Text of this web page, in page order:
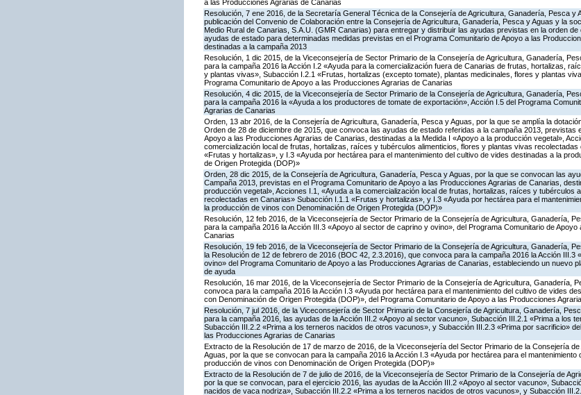
a las Producciones Agrarias de Canarias
Resolución, 7 ene 2016, de la Secretaría General Técnica de la Consejería de Agricultura, Ganadería, Pesca y
publicación del Convenio de Colaboración entre la Consejería de Agricultura, Ganadería, Pesca y Aguas y la
Medio Rural de Canarias, S.A.U. (GMR Canarias) para entregar y distribuir las ayudas previstas en la orden
ayudas de estado para determinadas medidas previstas en el Programa Comunitario de Apoyo a las
destinadas a la campaña 2013
Resolución, 1 dic 2015, de la Viceconsejería de Sector Primario de la Consejería de Agricultura, Ganadería,
para la campaña 2016 la Acción I.2 «Ayuda para la comercialización fuera de Canarias de frutas, hortalizas,
y plantas vivas», Subacción I.2.1 «Frutas, hortalizas (excepto tomate), plantas medicinales, flores y plantas
Programa Comunitario de Apoyo a las Producciones Agrarias de Canarias
Resolución, 4 dic 2015, de la Viceconsejería de Sector Primario de la Consejería de Agricultura, Ganadería,
para la campaña 2016 la «Ayuda a los productores de tomate de exportación», Acción I.5 del Programa
Agrarias de Canarias
Orden, 13 abr 2016, de la Consejería de Agricultura, Ganadería, Pesca y Aguas, por la que se amplía la
Orden de 28 de diciembre de 2015, que convoca las ayudas de estado referidas a la campaña 2013, previstas
Apoyo a las Producciones Agrarias de Canarias, destinadas a la Medida I «Apoyo a la producción vegetal»,
comercialización local de frutas, hortalizas, raíces y tubérculos alimenticios, flores y plantas vivas recolectadas
«Frutas y hortalizas», y I.3 «Ayuda por hectárea para el mantenimiento del cultivo de vides destinadas a la
de Origen Protegida (DOP)»
Orden, 28 dic 2015, de la Consejería de Agricultura, Ganadería, Pesca y Aguas, por la que se convocan las
Campaña 2013, previstas en el Programa Comunitario de Apoyo a las Producciones Agrarias de Canarias,
producción vegetal», Acciones I.1, «Ayuda a la comercialización local de frutas, hortalizas, raíces y tubérculos
recolectadas en Canarias» Subacción I.1.1 «Frutas y hortalizas», y I.3 «Ayuda por hectárea para el
la producción de vinos con Denominación de Origen Protegida (DOP)»
Resolución, 12 feb 2016, de la Viceconsejería de Sector Primario de la Consejería de Agricultura, Ganadería,
para la campaña 2016 la Acción III.3 «Apoyo al sector de caprino y ovino», del Programa Comunitario de
Canarias
Resolución, 19 feb 2016, de la Viceconsejería de Sector Primario de la Consejería de Agricultura, Ganadería,
la Resolución de 12 de febrero de 2016 (BOC 42, 2.3.2016), que convoca para la campaña 2016 la Acción III.3
ovino» del Programa Comunitario de Apoyo a las Producciones Agrarias de Canarias, estableciendo un nuevo
de ayuda
Resolución, 16 mar 2016, de la Viceconsejería de Sector Primario de la Consejería de Agricultura, Ganadería,
convoca para la campaña 2016 la Acción I.3 «Ayuda por hectárea para el mantenimiento del cultivo de vides
con Denominación de Origen Protegida (DOP)», del Programa Comunitario de Apoyo a las Producciones
Resolución, 7 jul 2016, de la Viceconsejería de Sector Primario de la Consejería de Agricultura, Ganadería,
para la campaña 2016, las ayudas de la Acción III.2 «Apoyo al sector vacuno», Subacción III.2.1 «Prima a los
Subacción III.2.2 «Prima a los terneros nacidos de otros vacunos», y Subacción III.2.3 «Prima por sacrificio»
las Producciones Agrarias de Canarias
Extracto de la Resolución de 17 de marzo de 2016, de la Viceconsejería del Sector Primario de la Consejería
Aguas, por la que se convocan para la campaña 2016 la Acción I.3 «Ayuda por hectárea para el mantenimiento
producción de vinos con Denominación de Origen Protegida (DOP)»
Extracto de la Resolución de 7 de julio de 2016, de la Viceconsejería de Sector Primario de la Consejería de
por la que se convocan, para el ejercicio 2016, las ayudas de la Acción III.2 «Apoyo al sector vacuno»,
nacidos de vaca nodriza», Subacción III.2.2 «Prima a los terneros nacidos de otros vacunos», y Subacción